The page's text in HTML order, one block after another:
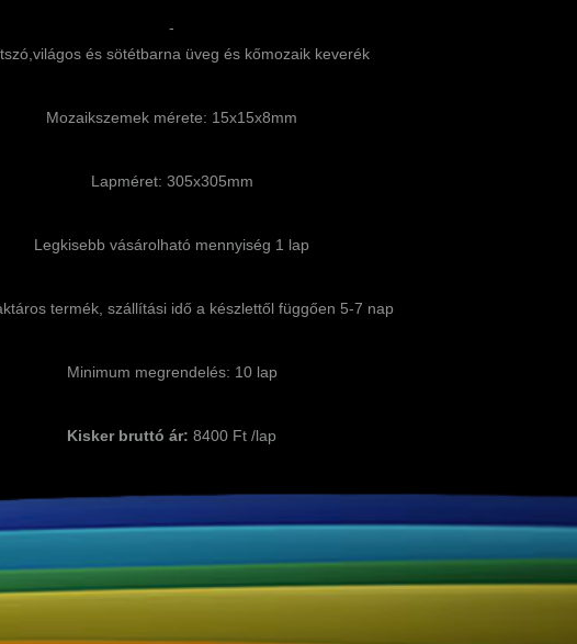
-
és sötétbarna üveg és kőmozaik keverék
Mozaikszemek mérete: 15x15x8mm
Lapméret: 305x305mm
Legkisebb vásárolható mennyiség 1 lap
termék, szállítási idő a készlettől függően 5-7 nap
Minimum megrendelés: 10 lap
Kisker bruttó ár: 8400 Ft /lap